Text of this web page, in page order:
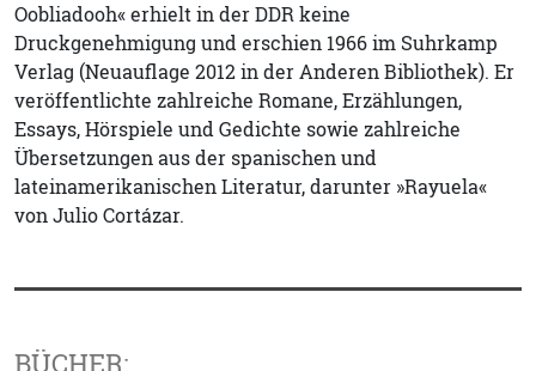
Oobliadooh« erhielt in der DDR keine
Druckgenehmigung und erschien 1966 im Suhrkamp
Verlag (Neuauflage 2012 in der Anderen Bibliothek). Er
veröffentlichte zahlreiche Romane, Erzählungen,
Essays, Hörspiele und Gedichte sowie zahlreiche
Übersetzungen aus der spanischen und
lateinamerikanischen Literatur, darunter »Rayuela«
von Julio Cortázar.
BÜCHER: